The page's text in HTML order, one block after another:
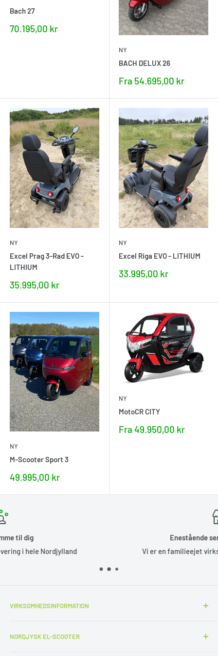
Bach 27
Nupris
70.195,00 kr
NY
BACH DELUX 26
Nupris
Fra 54.695,00 kr
NY
Excel Prag 3-Rad EVO -
LITHIUM
Nupris
35.995,00 kr
NY
Excel Riga EVO - LITHIUM
Nupris
33.995,00 kr
NY
M-Scooter Sport 3
Nupris
49.995,00 kr
NY
MotoCR CITY
Nupris
Fra 49.950,00 kr
Enestående service siden 2010
Vi er en familieejet virksomhed, grundlagt i 2010.
VIRKSOMHEDSINFORMATION
NORDJYSK EL-SCOOTER